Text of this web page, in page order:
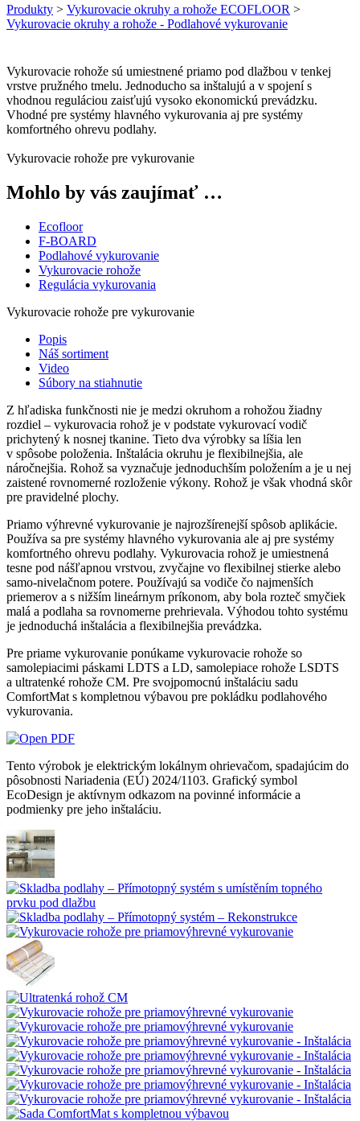
Produkty > Vykurovacie okruhy a rohože ECOFLOOR >
Vykurovacie okruhy a rohože - Podlahové vykurovanie
Vykurovacie rohože sú umiestnené priamo pod dlažbou v tenkej
vrstve pružného tmelu. Jednoducho sa inštalujú a v spojení s
vhodnou reguláciou zaisťujú vysoko ekonomickú prevádzku.
Vhodné pre systémy hlavného vykurovania aj pre systémy
komfortného ohrevu podlahy.
Vykurovacie rohože pre vykurovanie
Mohlo by vás zaujímať …
Ecofloor
F-BOARD
Podlahové vykurovanie
Vykurovacie rohože
Regulácia vykurovania
Vykurovacie rohože pre vykurovanie
Popis
Náš sortiment
Video
Súbory na stiahnutie
Z hľadiska funkčnosti nie je medzi okruhom a rohožou žiadny
rozdiel – vykurovacia rohož je v podstate vykurovací vodič
prichytený k nosnej tkanine. Tieto dva výrobky sa líšia len
v spôsobe položenia. Inštalácia okruhu je flexibilnejšia, ale
náročnejšia. Rohož sa vyznačuje jednoduchším položením a je u nej
zaistené rovnomerné rozloženie výkony. Rohož je však vhodná skôr
pre pravidelné plochy.
Priamo výhrevné vykurovanie je najrozšírenejší spôsob aplikácie.
Používa sa pre systémy hlavného vykurovania ale aj pre systémy
komfortného ohrevu podlahy. Vykurovacia rohož je umiestnená
tesne pod nášľapnou vrstvou, zvyčajne vo flexibilnej stierke alebo
samo-nivelačnom potere. Používajú sa vodiče čo najmenších
priemerov a s nižším lineárnym príkonom, aby bola rozteč smyčiek
malá a podlaha sa rovnomerne prehrievala. Výhodou tohto systému
je jednoduchá inštalácia a flexibilnejšia prevádzka.
Pre priame vykurovanie ponúkame vykurovacie rohože so
samolepiacimi páskami LDTS a LD, samolepiace rohože LSDTS
a ultratenké rohože CM. Pre svojpomocnú inštaláciu sadu
ComfortMat s kompletnou výbavou pre pokládku podlahového
vykurovania.
Tento výrobok je elektrickým lokálnym ohrievačom, spadajúcim do
pôsobnosti Nariadenia (EÚ) 2024/1103. Grafický symbol
EcoDesign je aktívnym odkazom na povinné informácie a
podmienky pre jeho inštaláciu.